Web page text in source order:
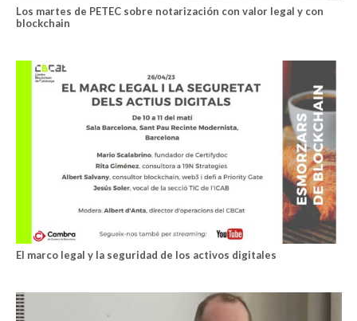
Los martes de PETEC sobre notarización con valor legal y con
blockchain
El marco legal y la seguridad de los activos digitales